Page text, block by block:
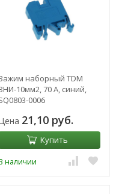
наборный TDM
10мм2, 70 А, синий,
0006
21,10 руб.
Купить
наличии